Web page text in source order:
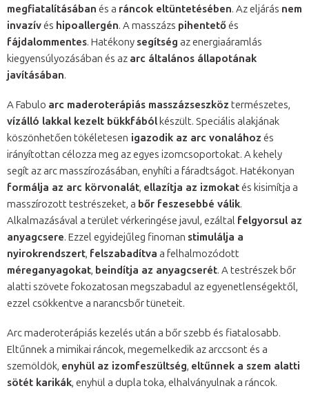
megfiatalításában és a ráncok eltüntetésében. Az eljárás nem
invazívés hipoallergén. A masszázs pihentetőés
fájdalommentes. Hatékony segítség az energiaáramlás
kiegyensúlyozásában és az arc általános állapotának
javításában.
A Fabulo arc maderoterápiás masszázseszköz természetes,
vízálló lakkal kezelt bükkfából készült. Speciális alakjának
köszönhetően tökéletesen igazodik az arc vonalához és
irányítottan célozza meg az egyes izomcsoportokat. A kehely
segít az arc masszírozásában, enyhíti a fáradtságot. Hatékonyan
formálja az arc körvonalát, ellazítja az izmokatés kisimítja a
masszírozott testrészeket, a bőr feszesebbé válik.
Alkalmazásával a terület vérkeringése javul, ezáltal felgyorsul az
anyagcsere. Ezzel egyidejűleg finoman stimulálja a
nyirokrendszert, felszabadítva a felhalmozódott
méreganyagokat, beindítja az anyagcserét. A testrészek bőr
alatti szövete fokozatosan megszabadul az egyenetlenségektől,
ezzel csökkentve a narancsbőr tüneteit.
Arc maderoterápiás kezelés után a bőr szebb és fiatalosabb.
Eltűnnek a mimikai ráncok, megemelkedik az arccsont és a
szemöldök, enyhül az izomfeszültség, eltűnnek a szem alatti
sötét karikák, enyhül a dupla toka, elhalványulnak a ráncok.